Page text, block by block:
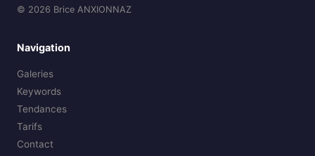
© 2026 Brice ANXIONNAZ
Navigation
Galeries
Keywords
Tendances
Tarifs
Contact